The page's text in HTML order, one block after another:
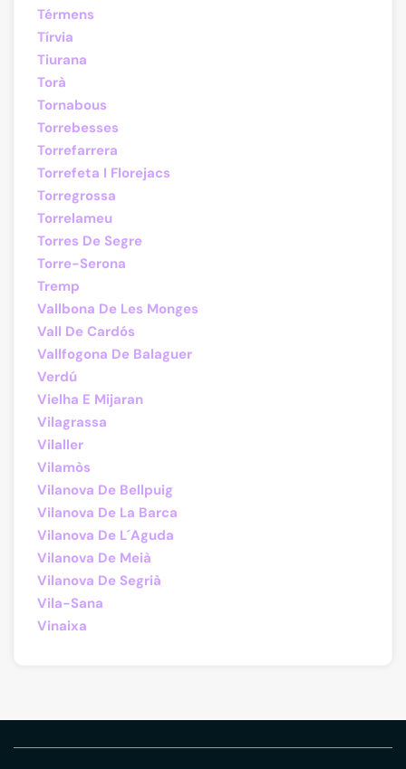
Térmens
Tírvia
Tiurana
Torà
Tornabous
Torrebesses
Torrefarrera
Torrefeta I Florejacs
Torregrossa
Torrelameu
Torres De Segre
Torre-Serona
Tremp
Vallbona De Les Monges
Vall De Cardós
Vallfogona De Balaguer
Verdú
Vielha E Mijaran
Vilagrassa
Vilaller
Vilamòs
Vilanova De Bellpuig
Vilanova De La Barca
Vilanova De L´Aguda
Vilanova De Meià
Vilanova De Segrià
Vila-Sana
Vinaixa